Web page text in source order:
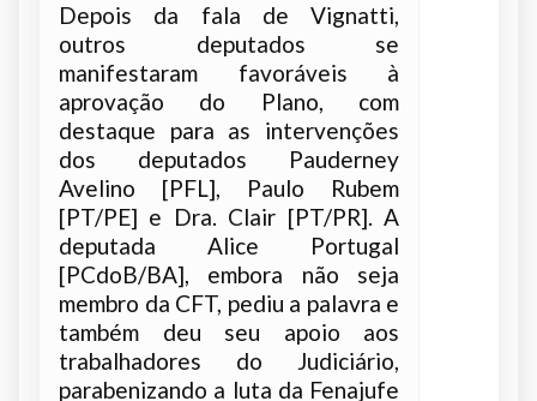
Depois da fala de Vignatti,
outros deputados se
manifestaram favoráveis à
aprovação do Plano, com
destaque para as intervenções
dos deputados Pauderney
Avelino [PFL], Paulo Rubem
[PT/PE] e Dra. Clair [PT/PR]. A
deputada Alice Portugal
[PCdoB/BA], embora não seja
membro da CFT, pediu a palavra e
também deu seu apoio aos
trabalhadores do Judiciário,
parabenizando a luta da Fenajufe